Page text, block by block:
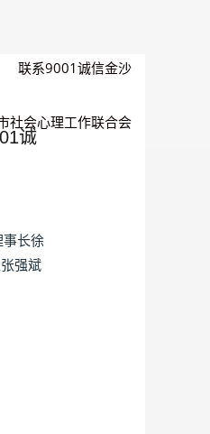
联系9001诚信金沙
社会心理工作联合会
诚
长徐
强斌